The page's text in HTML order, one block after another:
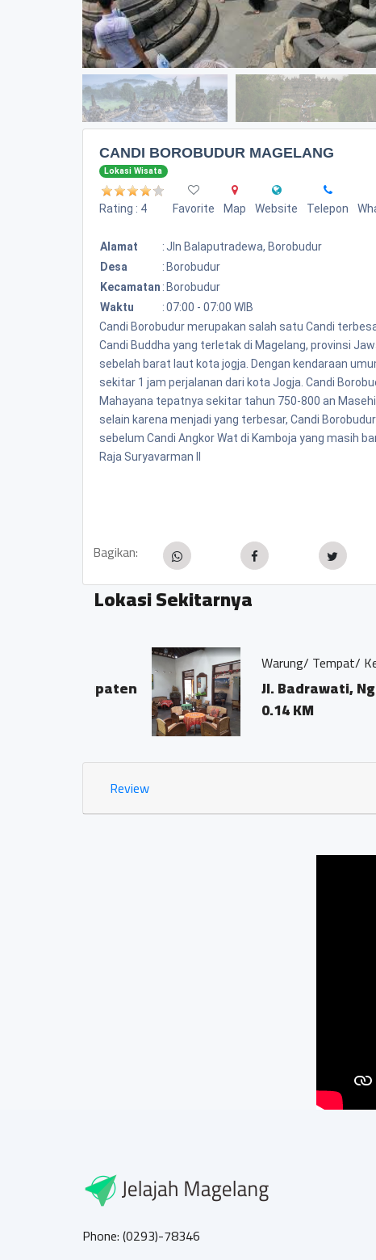
CANDI BOROBUDUR MAGELANG
Lokasi Wisata
Rating : 4 Favorite Map Website Telepon
Alamat : Jln Balaputradewa, Borobudur
Desa
: Borobudur
Kecamatan : Borobudur
Waktu
:07:00 - 07:00 WIB
Candi Borobudur merupakan salah satu Candi
Candi Buddha yang terletak di Magelang, provinsi
sebelah barat laut kota jogja. Dengan kendaraan
sekitar 1 jam perjalanan dari kota Jogja. Candi
Mahayana tepatnya sekitar tahun 750-800 an
selain karena menjadi yang terbesar, Candi
sebelum Candi Angkor Wat di Kamboja yang masih
Raja Suryavarman II
Bagikan:
Lokasi Sekitarnya
Warung/ Tempat/ Kedai Kopi
Jl. Badrawati, Ngaran,
0.14 KM
Review
Phone: (0293)-78346